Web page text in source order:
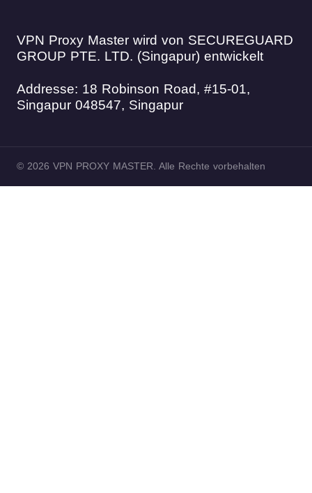
VPN Proxy Master wird von SECUREGUARD
GROUP PTE. LTD. (Singapur) entwickelt
Addresse: 18 Robinson Road, #15-01,
Singapur 048547, Singapur
© 2026 VPN PROXY MASTER. Alle Rechte vorbehalten